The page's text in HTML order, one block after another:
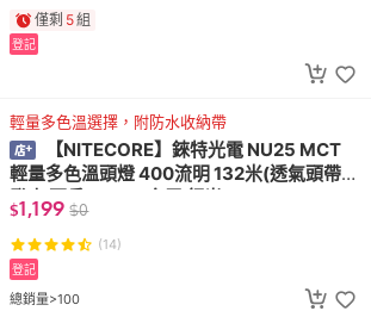
僅剩 5組
登記
輕量多色溫選擇，附防水收納帶
【NITECORE】錸特光電 NU25 MCT
輕量多色溫頭燈 400流明 132米(透氣頭帶
登山 百岳 USB-C充電 紅光)
$1,199 $0
(14)
總銷量>100
登記